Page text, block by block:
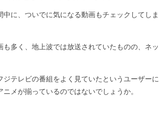
に、ついでに気になる動画もチェックしてしま
多く、地上波では放送されていたものの、ネッ
テレビの番組をよく見ていたというユーザーに
メが揃っているのではないでしょうか。